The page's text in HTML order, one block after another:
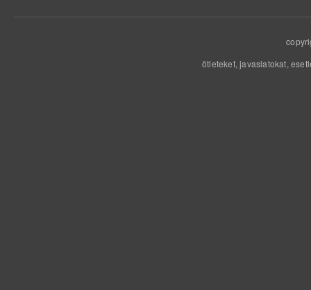
ötleteket, javaslatokat,